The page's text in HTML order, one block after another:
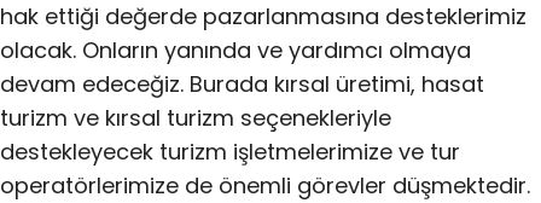
hak ettiği değerde pazarlanmasına desteklerimiz
olacak. Onların yanında ve yardımcı olmaya
devam edeceğiz. Burada kırsal üretimi, hasat
turizm ve kırsal turizm seçenekleriyle
destekleyecek turizm işletmelerimize ve tur
operatörlerimize de önemli görevler düşmektedir.